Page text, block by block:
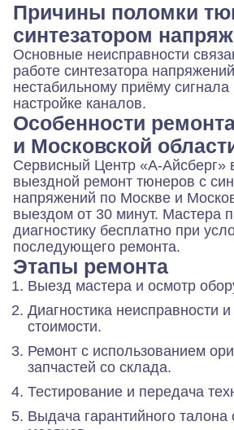
Причины поломки
синтезатором
Основные неисправности
работе синтезатора
нестабильному приёму
настройке каналов.
Особенности
и Московской
Сервисный Центр «А-Айсберг»
выездной ремонт тюнеров с
напряжений по Москве и
выездом от 30 минут. Мастера
диагностику бесплатно при
последующего ремонта.
Этапы ремонта
Выезд мастера и осмотр
Диагностика неисправности
стоимости.
Ремонт с использованием
запчастей со склада.
Тестирование и передача
Выдача гарантийного талона